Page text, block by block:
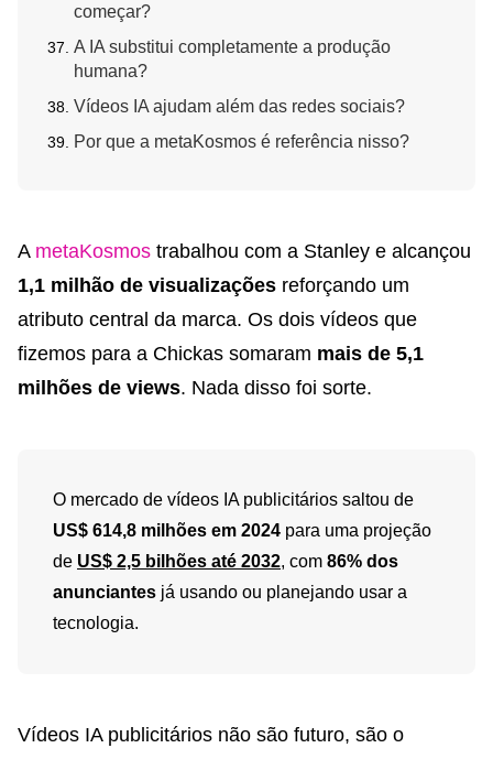
começar?
A IA substitui completamente a produção
humana?
Vídeos IA ajudam além das redes sociais?
Por que a metaKosmos é referência nisso?
A metaKosmos trabalhou com a Stanley e alcançou
1,1 milhão de visualizações reforçando um
atributo central da marca. Os dois vídeos que
fizemos para a Chickas somaram mais de 5,1
milhões de views. Nada disso foi sorte.
O mercado de vídeos IA publicitários saltou de
US$ 614,8 milhões em 2024 para uma projeção
de US$ 2,5 bilhões até 2032, com 86% dos
anunciantes já usando ou planejando usar a
tecnologia.
Vídeos IA publicitários não são futuro, são o